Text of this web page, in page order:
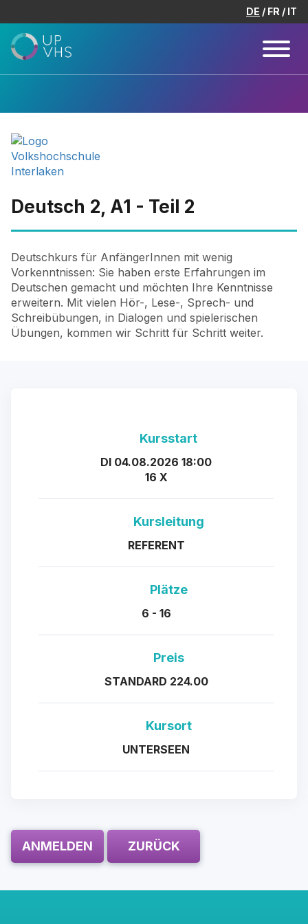
DE FR IT
Deutsch 2, A1 - Teil 2
Deutschkurs für AnfängerInnen mit wenig
Vorkenntnissen: Sie haben erste Erfahrungen im
Deutschen gemacht und möchten Ihre Kenntnisse
erweitern. Mit vielen Hör-, Lese-, Sprech- und
Schreibübungen, in Dialogen und spielerischen
Übungen, kommen wir Schritt für Schritt weiter.
Kursstart
DI 04.08.2026 18:00
16 X
Kursleitung
REFERENT
Plätze
6 - 16
Preis
STANDARD 224.00
Kursort
UNTERSEEN
ANMELDEN ZURÜCK